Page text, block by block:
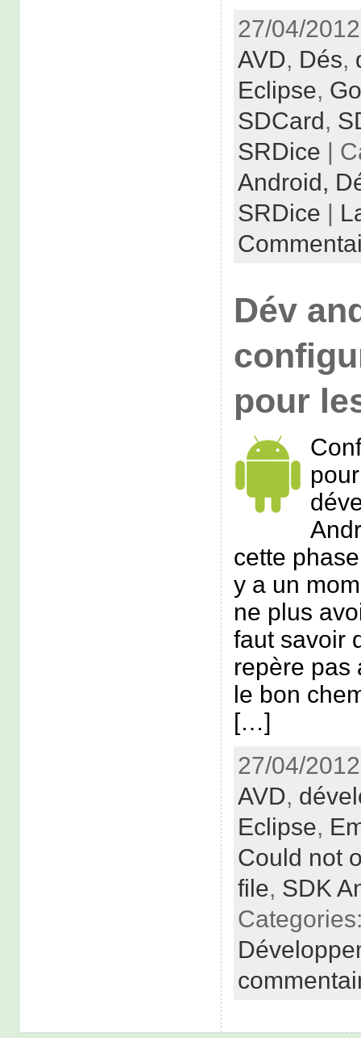
27/04/
AVD, Dés,
Eclipse,
SDCard,
SRDice |
Android,
SRDice
Dév
pour
cette
y a un
ne plus
faut savoir
repère pas
le bon
[…]
27/04/
AVD,
Eclipse,
Could not
file, SDK